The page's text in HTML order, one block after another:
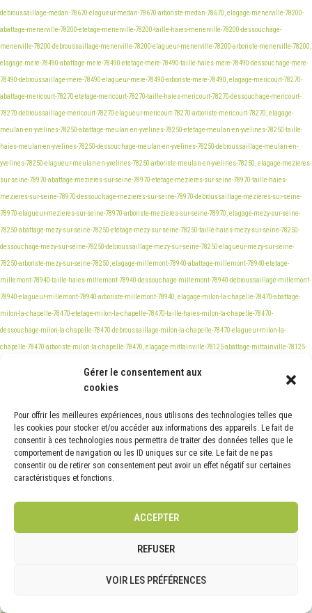
Gérer le consentement aux
cookies
Pour offrir les meilleures expériences, nous utilisons des technologies telles que
les cookies pour stocker et/ou accéder aux informations des appareils. Le fait de
consentir à ces technologies nous permettra de traiter des données telles que le
comportement de navigation ou les ID uniques sur ce site. Le fait de ne pas
consentir ou de retirer son consentement peut avoir un effet négatif sur certaines
caractéristiques et fonctions.
ACCEPTER
REFUSER
VOIR LES PRÉFÉRENCES